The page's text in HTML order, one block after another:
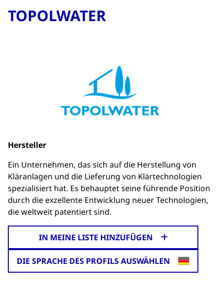
TOPOLWATER
Hersteller
Ein Unternehmen, das sich auf die Herstellung von
Kläranlagen und die Lieferung von Klärtechnologien
spezialisiert hat. Es behauptet seine führende Position
durch die exzellente Entwicklung neuer Technologien,
die weltweit patentiert sind.
IN MEINE LISTE HINZUFÜGEN
DIE SPRACHE DES PROFILS AUSWÄHLEN